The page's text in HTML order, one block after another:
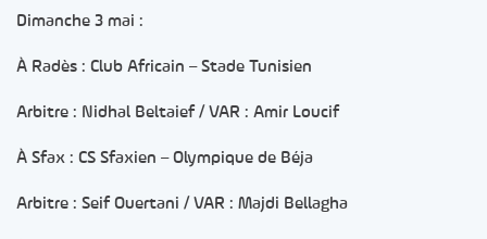
Dimanche 3 mai :
À Radès : Club Africain – Stade Tunisien
Arbitre : Nidhal Beltaief / VAR : Amir Loucif
À Sfax : CS Sfaxien – Olympique de Béja
Arbitre : Seif Ouertani / VAR : Majdi Bellagha